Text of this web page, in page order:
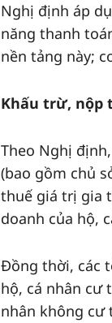
Nghị định áp
năng thanh
nền tảng này;
Khấu trừ, nộp
Theo Nghị
(bao gồm chủ
thuế giá trị gia
doanh của hộ,
Đồng thời, các
hộ, cá nhân cư
nhân không cư